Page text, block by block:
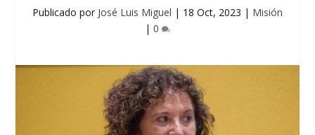
Publicado por José Luis Miguel | 18 Oct, 2023 | Misión
| 0